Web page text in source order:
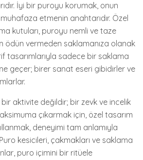
İyi bir puroyu korumak, onun
muhafaza etmenin anahtarıdır. Özel
kutuları, puroyu nemli ve taze
ödün vermeden saklamanıza olanak
tasarımlarıyla sadece bir saklama
geçer; birer sanat eseri gibidirler ve
aktivite değildir; bir zevk ve incelik
çıkarmak için, özel tasarım
deneyimi tam anlamıyla
kesicileri, çakmakları ve saklama
puro içimini bir ritüele